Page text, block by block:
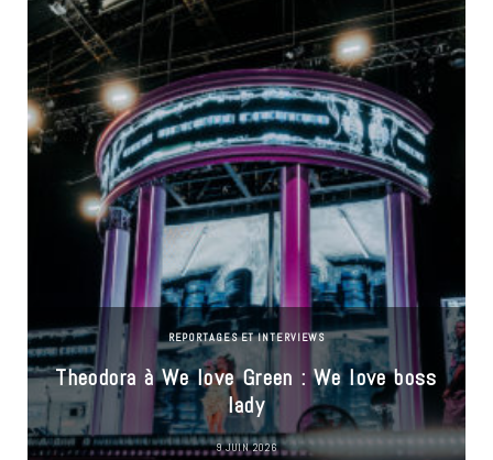
REPORTAGES ET INTERVIEWS
Theodora à We love Green : We love boss
lady
9 JUIN 2026